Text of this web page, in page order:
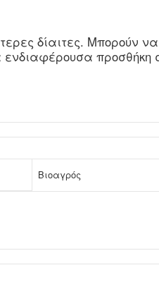
δίαιτες. Μπορούν
προσθήκη
Βιοαγρός